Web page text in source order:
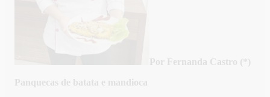
Por Fernanda Castro (*)
Panquecas de batata e mandioca